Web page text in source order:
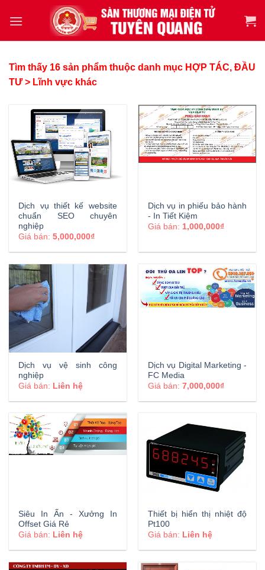
Tìm thấy 16 sản phẩm thuộc danh mục HỢP TÁC, ĐẦU
TƯ > Lĩnh vực khác
Dịch vụ thiết kế website
chuẩn SEO chuyên
nghiệp
Giá bán:5,000,000₫
Dịch vụ in phiếu bảo hành
- In Tiết Kiệm
Giá bán: 1,000,000₫
Dịch vụ vệ sinh công
nghiệp
Giá bán: Liên hệ
Dịch vụ Digital Marketing -
FC Media
Giá bán:7,000,000₫
Siêu In Ấn - Xưởng In
Offset Giá Rẻ
Giá bán: Liên hệ
Thiết bị hiển thị nhiệt độ
Pt100
Giá bán: Liên hệ